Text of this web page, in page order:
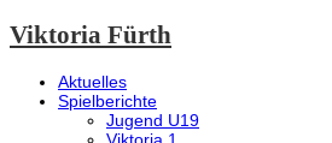
Viktoria Fürth
Aktuelles
Spielberichte
Jugend U19